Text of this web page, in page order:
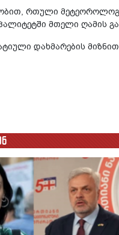
რთული
მთელი ღამის
დახმარების